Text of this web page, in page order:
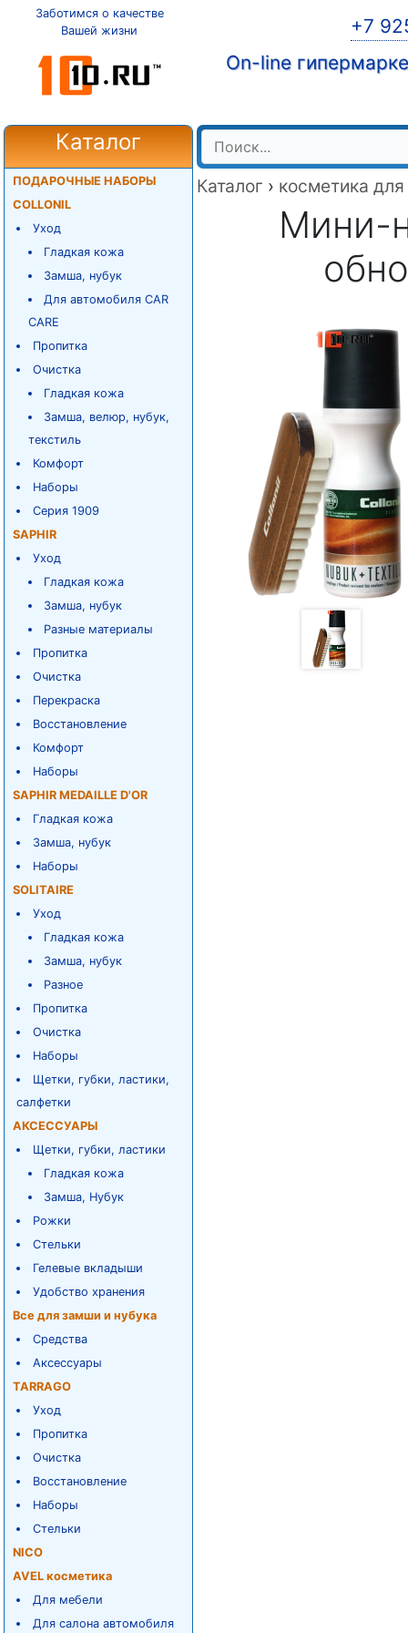
Заботимся о качестве
Вашей жизни
+7
On-line
Каталог
ПОДАРОЧНЫЕ НАБОРЫ
COLLONIL
Уход
Гладкая кожа
Замша, нубук
Для автомобиля CAR
CARE
Пропитка
Очистка
Гладкая кожа
Замша, велюр, нубук,
текстиль
Комфорт
Наборы
Серия 1909
SAPHIR
Уход
Гладкая кожа
Замша, нубук
Разные материалы
Пропитка
Очистка
Перекраска
Восстановление
Комфорт
Наборы
SAPHIR MEDAILLE D'OR
Гладкая кожа
Замша, нубук
Наборы
SOLITAIRE
Уход
Гладкая кожа
Замша, нубук
Разное
Пропитка
Очистка
Наборы
Щетки, губки, ластики,
салфетки
АКСЕССУАРЫ
Щетки, губки, ластики
Гладкая кожа
Замша, Нубук
Рожки
Стельки
Гелевые вкладыши
Удобство хранения
Все для замши и нубука
Средства
Аксессуары
TARRAGO
Уход
Пропитка
Очистка
Восстановление
Наборы
Стельки
NICO
AVEL косметика
Для мебели
Для салона автомобиля
Каталог › косметика
Мини-